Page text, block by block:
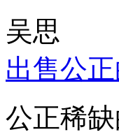
吴思
出售公正
公正稀